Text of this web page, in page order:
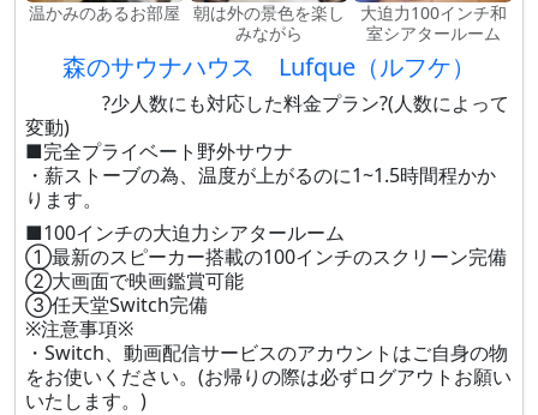
温かみのあるお部屋
朝は外の景色を楽し
みながら
大迫力100インチ和
室シアタールーム
森のサウナハウス Lufque（ルフケ）
?少人数にも対応した料金プラン?(人数によって
変動)
■完全プライベート野外サウナ
・薪ストーブの為、温度が上がるのに1~1.5時間程かか
ります。
■100インチの大迫力シアタールーム
①最新のスピーカー搭載の100インチのスクリーン完備
②大画面で映画鑑賞可能
③任天堂Switch完備
※注意事項※
・Switch、動画配信サービスのアカウントはご自身の物
をお使いください。(お帰りの際は必ずログアウトお願い
いたします。)